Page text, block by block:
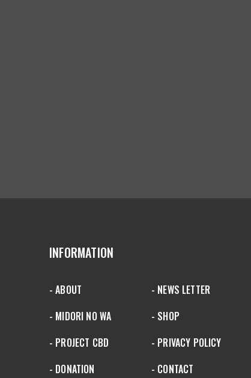
INFORMATION
- ABOUT
- MIDORI NO WA
- PROJECT CBD
- DONATION
- NEWS LETTER
- SHOP
- PRIVACY POLICY
- CONTACT